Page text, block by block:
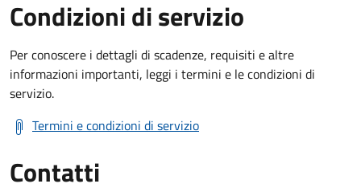
Condizioni di servizio
Per conoscere i dettagli di scadenze, requisiti e altre
informazioni importanti, leggi i termini e le condizioni di
servizio.
Termini e condizioni di servizio
Contatti